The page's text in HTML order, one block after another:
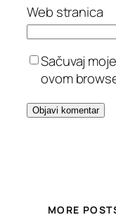
Web stranica
Sačuvaj
ovom
MORE